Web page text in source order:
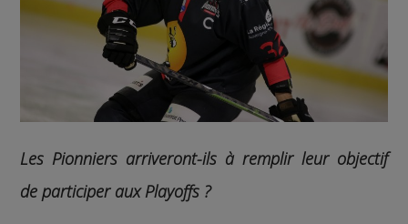
Les Pionniers arriveront-ils à remplir leur objectif
de participer aux Playoffs ?